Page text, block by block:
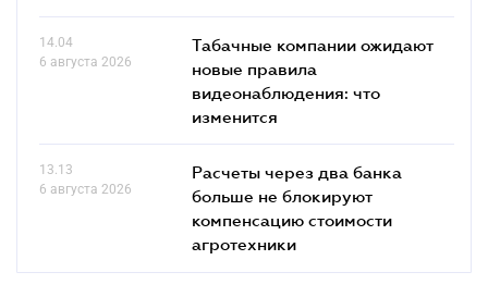
14.04
6 августа 2026
Табачные компании ожидают
новые правила
видеонаблюдения: что
изменится
13.13
6 августа 2026
Расчеты через два банка
больше не блокируют
компенсацию стоимости
агротехники